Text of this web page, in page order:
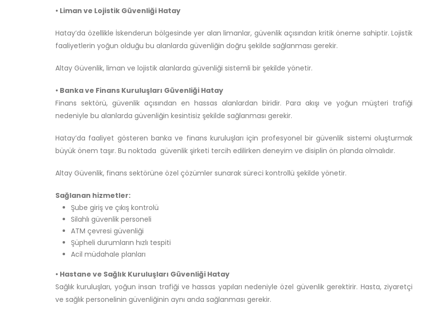
• Liman ve Lojistik Güvenliği Hatay
Hatay’da özellikle İskenderun bölgesinde yer alan limanlar, güvenlik açısından kritik öneme sahiptir. Lojistik
faaliyetlerin yoğun olduğu bu alanlarda güvenliğin doğru şekilde sağlanması gerekir.
Altay Güvenlik, liman ve lojistik alanlarda güvenliği sistemli bir şekilde yönetir.
• Banka ve Finans Kuruluşları Güvenliği Hatay
Finans sektörü, güvenlik açısından en hassas alanlardan biridir. Para akışı ve yoğun müşteri trafiği
nedeniyle bu alanlarda güvenliğin kesintisiz şekilde sağlanması gerekir.
Hatay’da faaliyet gösteren banka ve finans kuruluşları için profesyonel bir güvenlik sistemi oluşturmak
büyük önem taşır. Bu noktada güvenlik şirketi tercih edilirken deneyim ve disiplin ön planda olmalıdır.
Altay Güvenlik, finans sektörüne özel çözümler sunarak süreci kontrollü şekilde yönetir.
Sağlanan hizmetler:
Şube giriş ve çıkış kontrolü
Silahlı güvenlik personeli
ATM çevresi güvenliği
Şüpheli durumların hızlı tespiti
Acil müdahale planları
• Hastane ve Sağlık Kuruluşları Güvenliği Hatay
Sağlık kuruluşları, yoğun insan trafiği ve hassas yapıları nedeniyle özel güvenlik gerektirir. Hasta, ziyaretçi
ve sağlık personelinin güvenliğinin aynı anda sağlanması gerekir.